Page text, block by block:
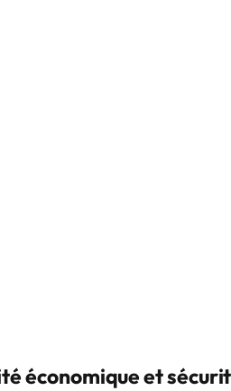
économique et